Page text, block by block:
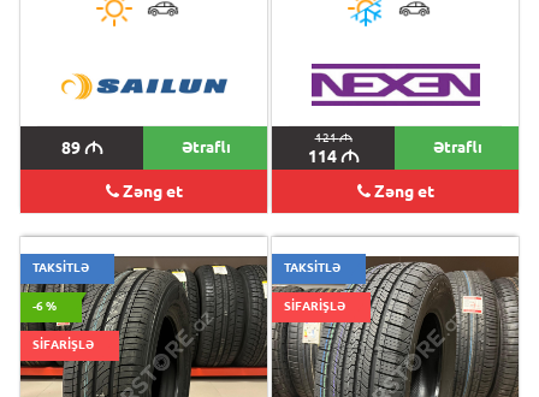
89M Ətraflı
Zəng et
121M
114M Ətraflı
Zəng et
TAKSİTLƏ
-6 %
SİFARİŞLƏ
TAKSİTLƏ
SİFARİŞLƏ